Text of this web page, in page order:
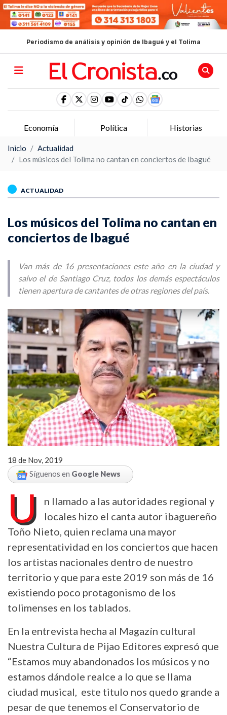
Periodismo de análisis y opinión de Ibagué y el Tolima
Economía Política Historias
Inicio
Actualidad
Los músicos del Tolima no cantan en conciertos de Ibagué
ACTUALIDAD
Los músicos del Tolima no cantan en
conciertos de Ibagué
Van más de 16 presentaciones este año en la ciudad y
salvo el de Santiago Cruz, todos los demás espectáculos
tienen apertura de cantantes de otras regiones del país.
18 de Nov, 2019
Síguenos en Google News
U
n llamado a las autoridades regional y
locales hizo el canta autor ibaguereño
Toño Nieto, quien reclama una mayor
representatividad en los conciertos que hacen
los artistas nacionales dentro de nuestro
territorio y que para este 2019 son más de 16
existiendo poco protagonismo de los
tolimenses en los tablados.
En la entrevista hecha al Magazín cultural
Nuestra Cultura de Pijao Editores expresó que
“Estamos muy abandonados los músicos y no
estamos dándole realce a lo que se llama
ciudad musical, este titulo nos quedo grande a
pesar de que tenemos el Conservatorio de